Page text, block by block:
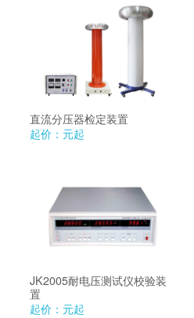
直流分压器检定装置
起价： 元起
JK2005耐电压测试仪校验装
置
起价： 元起